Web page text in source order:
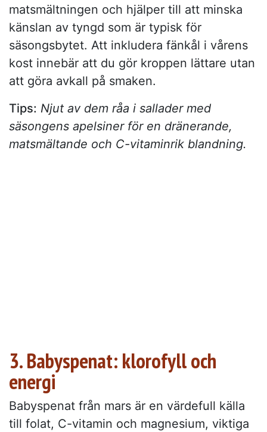
matsmältningen och hjälper till att minska
känslan av tyngd som är typisk för
säsongsbytet. Att inkludera fänkål i vårens
kost innebär att du gör kroppen lättare utan
att göra avkall på smaken.
Tips: Njut av dem råa i sallader med
säsongens apelsiner för en dränerande,
matsmältande och C-vitaminrik blandning.
3. Babyspenat: klorofyll och
energi
Babyspenat från mars är en värdefull källa
till folat, C-vitamin och magnesium, viktiga